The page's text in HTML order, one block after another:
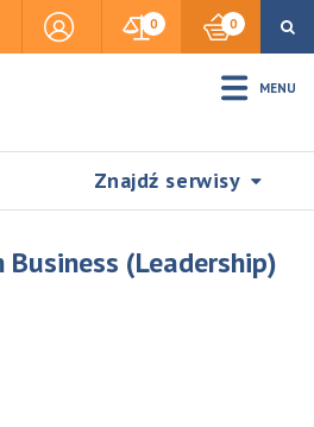
0 0
MENU
Znajdź serwisy
(Leadership)